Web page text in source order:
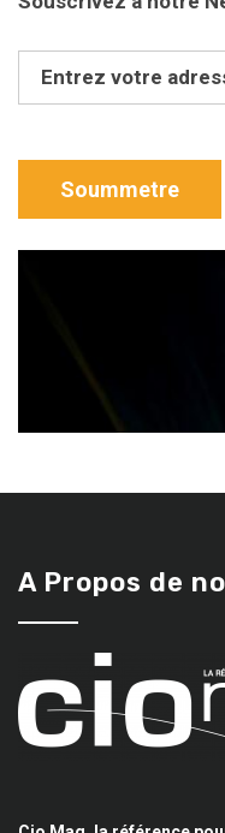
A Propos de